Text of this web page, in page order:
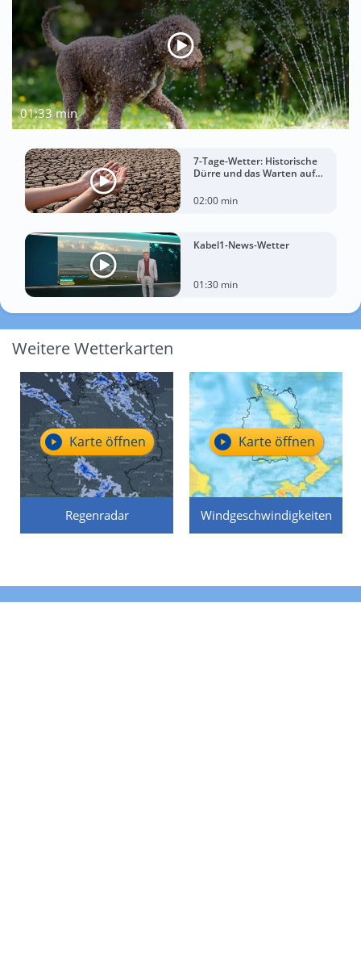
01:33 min
7-Tage-Wetter: Historische
Dürre und das Warten auf
02:00 min
Kabel1-News-Wetter
01:30 min
Weitere Wetterkarten
Regenradar
Karte öffnen
Windgeschwindigkeiten
Karte öffnen